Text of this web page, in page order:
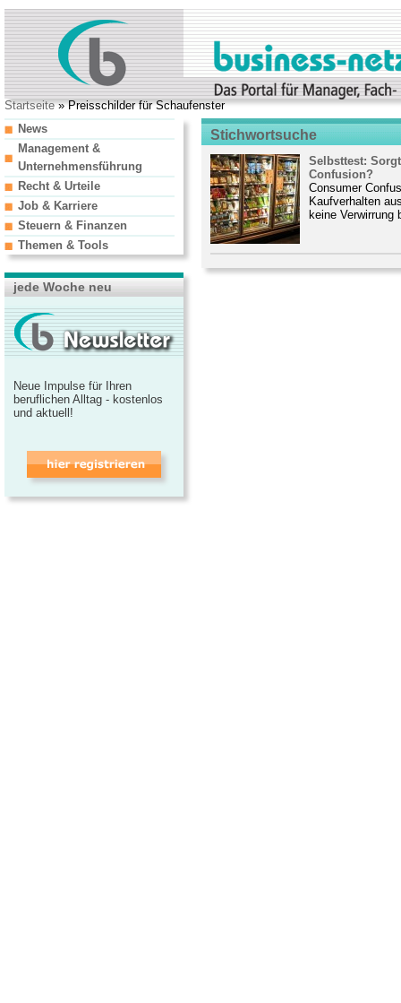
Startseite» Preisschilder für Schaufenster
Stichwortsuche
Selbsttest:
Confusion?
Consumer
Kaufverhalten
keine Verwirrung
News
Management &
Unternehmensführung
Recht & Urteile
Job & Karriere
Steuern & Finanzen
Themen & Tools
jede Woche neu
Neue Impulse für Ihren
beruflichen Alltag - kostenlos
und aktuell!